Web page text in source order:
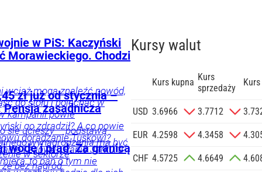
na
na podany
o.o. w imieniu
w PiS: Kaczyński
Morawieckiego. Chodzi
wciąż mogą znaleźć powód,
do stołu i pojechać w
kampanii powie
go zdradził? A co powie
doradzanie Tuskowi?
i zapyta: „Panie Jarku, a
to pan o tym nie
zł już od stycznia –
zasadnicza
się ucieszy – podstawą
wynagrodzenia ma być
w sektorze
bez nagród.
wodę i prąd. Za granicą
Kursy walut
Kurs kupna Kurs
sprzedaży
USD 3.6966 3.7712
EUR 4.2598 4.3458
CHF 4.5725 4.6649